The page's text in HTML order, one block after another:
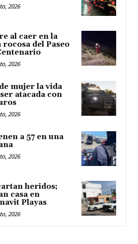
2026
al caer en la
rocosa del Paseo
2026
mujer la vida
atacada con
2026
a 57 en una
2026
heridos;
casa en
Playas
2026